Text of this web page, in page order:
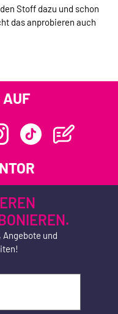
Stoff dazu und schon
das anprobieren auch
AUF
Angebote und